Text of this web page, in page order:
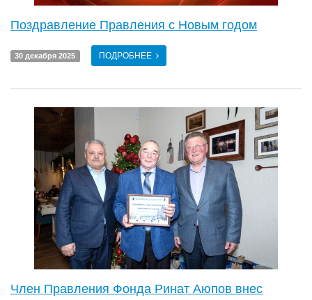
Поздравление Правления с Новым годом
30 декабря 2025 ПОДРОБНЕЕ
Член Правления Фонда Ринат Аюпов внес